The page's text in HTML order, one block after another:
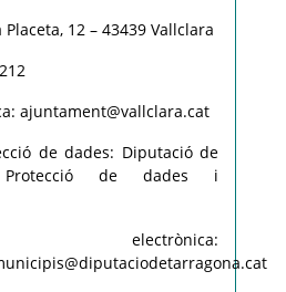
12 – 43439 Vallclara
ajuntament@vallclara.cat
de dades: Diputació de
de dades i
electrònica: